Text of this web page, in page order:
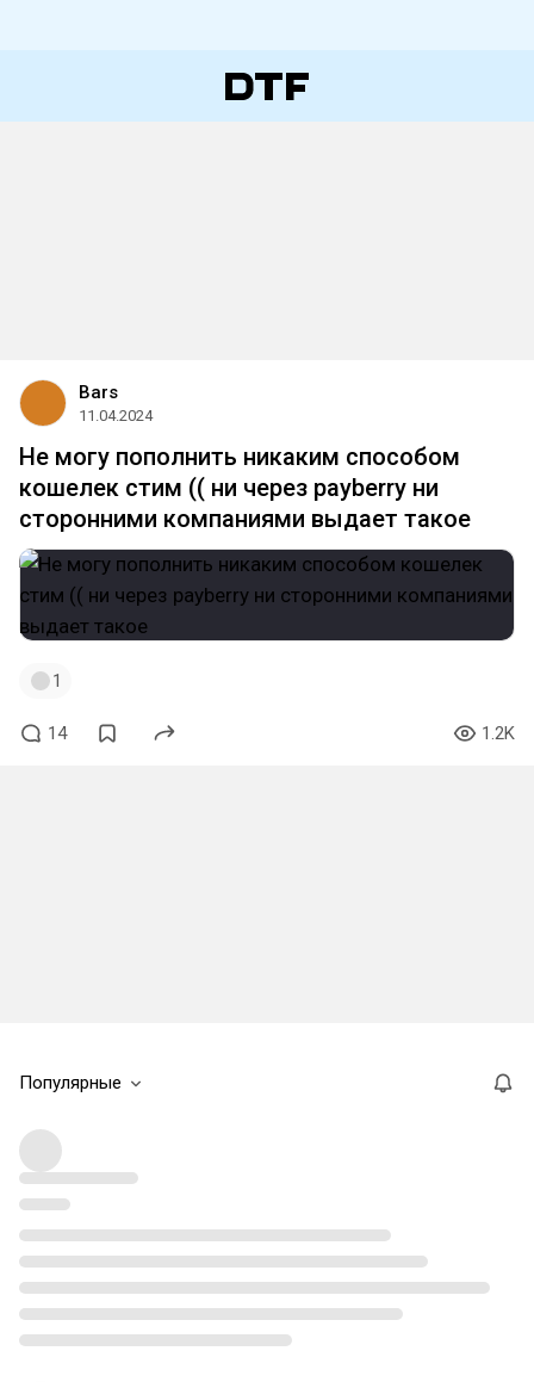
Bars
11.04.2024
Не могу пополнить никаким способом
кошелек стим (( ни через payberry ни
сторонними компаниями выдает такое
1
14 1.2K
Популярные